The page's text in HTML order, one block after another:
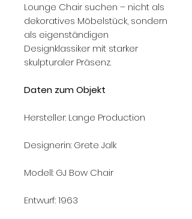
Lounge Chair suchen – nicht als
dekoratives Möbelstück, sondern
als eigenständigen
Designklassiker mit starker
skulpturaler Präsenz.
Daten zum Objekt
Hersteller: Lange Production
Designerin: Grete Jalk
Modell: GJ Bow Chair
Entwurf: 1963